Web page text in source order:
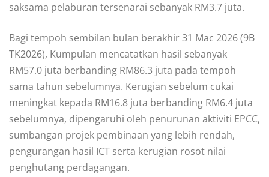
saksama pelaburan tersenarai sebanyak RM3.7 juta.
Bagi tempoh sembilan bulan berakhir 31 Mac 2026 (9B
TK2026), Kumpulan mencatatkan hasil sebanyak
RM57.0 juta berbanding RM86.3 juta pada tempoh
sama tahun sebelumnya. Kerugian sebelum cukai
meningkat kepada RM16.8 juta berbanding RM6.4 juta
sebelumnya, dipengaruhi oleh penurunan aktiviti EPCC,
sumbangan projek pembinaan yang lebih rendah,
pengurangan hasil ICT serta kerugian rosot nilai
penghutang perdagangan.